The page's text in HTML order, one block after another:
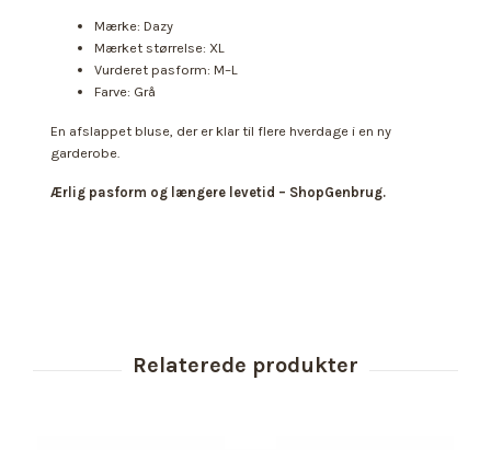
Mærke: Dazy
Mærket størrelse: XL
Vurderet pasform: M–L
Farve: Grå
En afslappet bluse, der er klar til flere hverdage i en ny
garderobe.
Ærlig pasform og længere levetid – ShopGenbrug.